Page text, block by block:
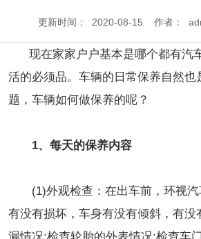
更新时间： 2020-08-15 作者：
现在家家户户基本是哪个都有汽
活的必须品。车辆的日常保养自然也
题，车辆如何做保养的呢？
1、每天的保养内容
(1)外观检查：在出车前，环视汽
有没有损坏，车身有没有倾斜，有没